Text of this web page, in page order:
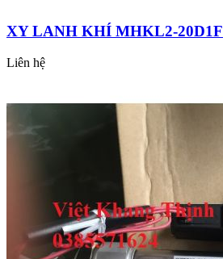
XY LANH KHÍ MHKL2-20D1F
Liên hệ